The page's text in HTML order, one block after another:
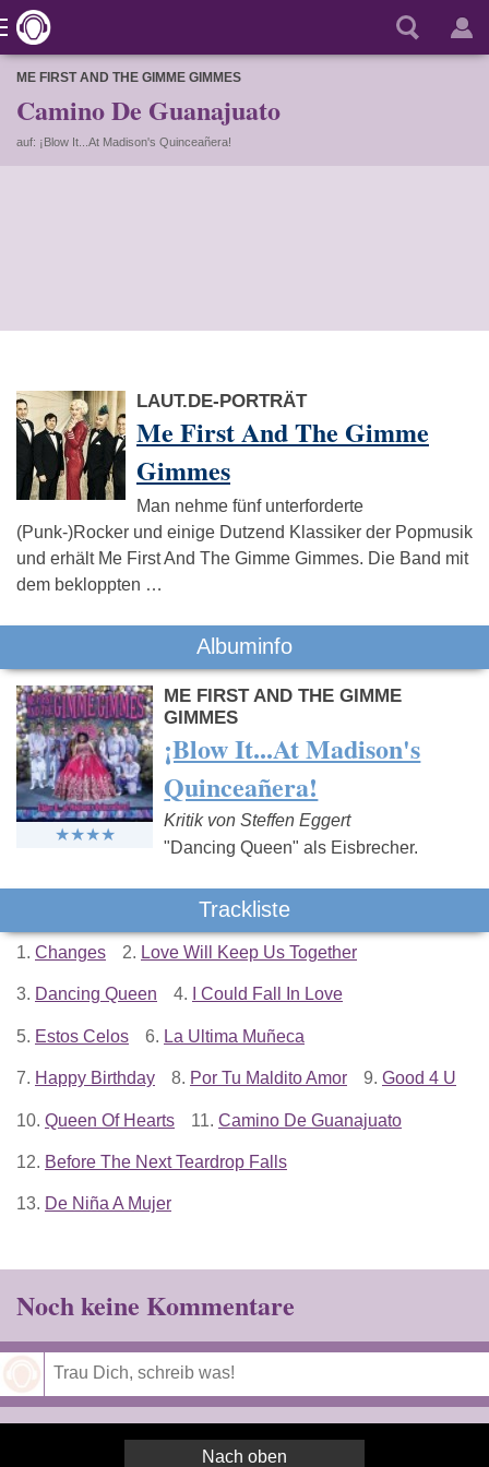
ME FIRST AND THE GIMME GIMMES
Camino De Guanajuato
auf: ¡Blow It...At Madison's Quinceañera!
LAUT.DE-PORTRÄT
Me First And The Gimme
Gimmes
Man nehme fünf unterforderte
(Punk-)Rocker und einige Dutzend Klassiker der Popmusik
und erhält Me First And The Gimme Gimmes. Die Band mit
dem bekloppten …
Albuminfo
ME FIRST AND THE GIMME
GIMMES
¡Blow It...At Madison's
Quinceañera!
Kritik von Steffen Eggert
"Dancing Queen" als Eisbrecher.
Trackliste
1. Changes 2. Love Will Keep Us Together
3. Dancing Queen 4. I Could Fall In Love
5. Estos Celos 6. La Ultima Muñeca
7. Happy Birthday 8. Por Tu Maldito Amor 9. Good 4 U
10. Queen Of Hearts 11. Camino De Guanajuato
12. Before The Next Teardrop Falls
13. De Niña A Mujer
Noch keine Kommentare
Nach oben